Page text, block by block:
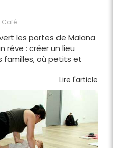
Café
les portes de Malana
rêve : créer un lieu
familles, où petits et
Lire l'article